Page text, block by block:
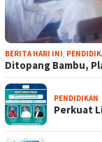
BERITA HARI INI,
Ditopang Bambu,
PENDIDIKAN
Perkuat